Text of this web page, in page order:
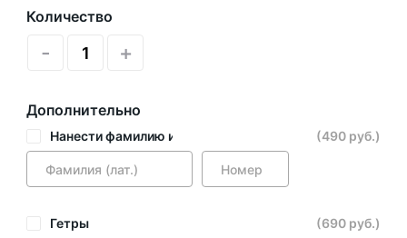
Количество
- +
Дополнительно
Нанести фамилию и номер (490 руб.)
Гетры (690 руб.)